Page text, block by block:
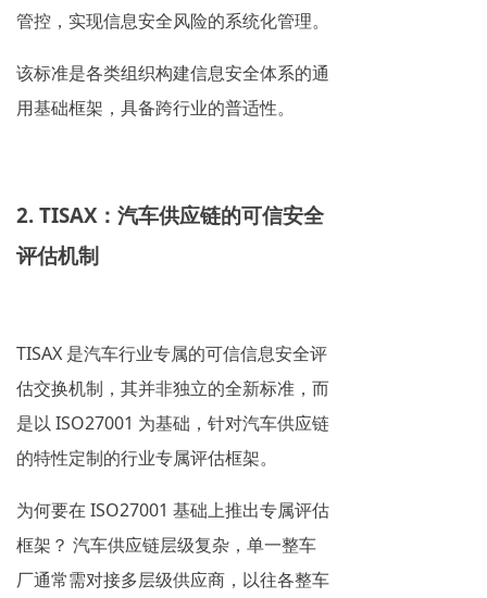
管控，实现信息安全风险的系统化管理。
该标准是各类组织构建信息安全体系的通
用基础框架，具备跨行业的普适性。
2. TISAX：汽车供应链的可信安全
评估机制
TISAX 是汽车行业专属的可信信息安全评
估交换机制，其并非独立的全新标准，而
是以 ISO27001 为基础，针对汽车供应链
的特性定制的行业专属评估框架。
为何要在 ISO27001 基础上推出专属评估
框架？ 汽车供应链层级复杂，单一整车
厂通常需对接多层级供应商，以往各整车